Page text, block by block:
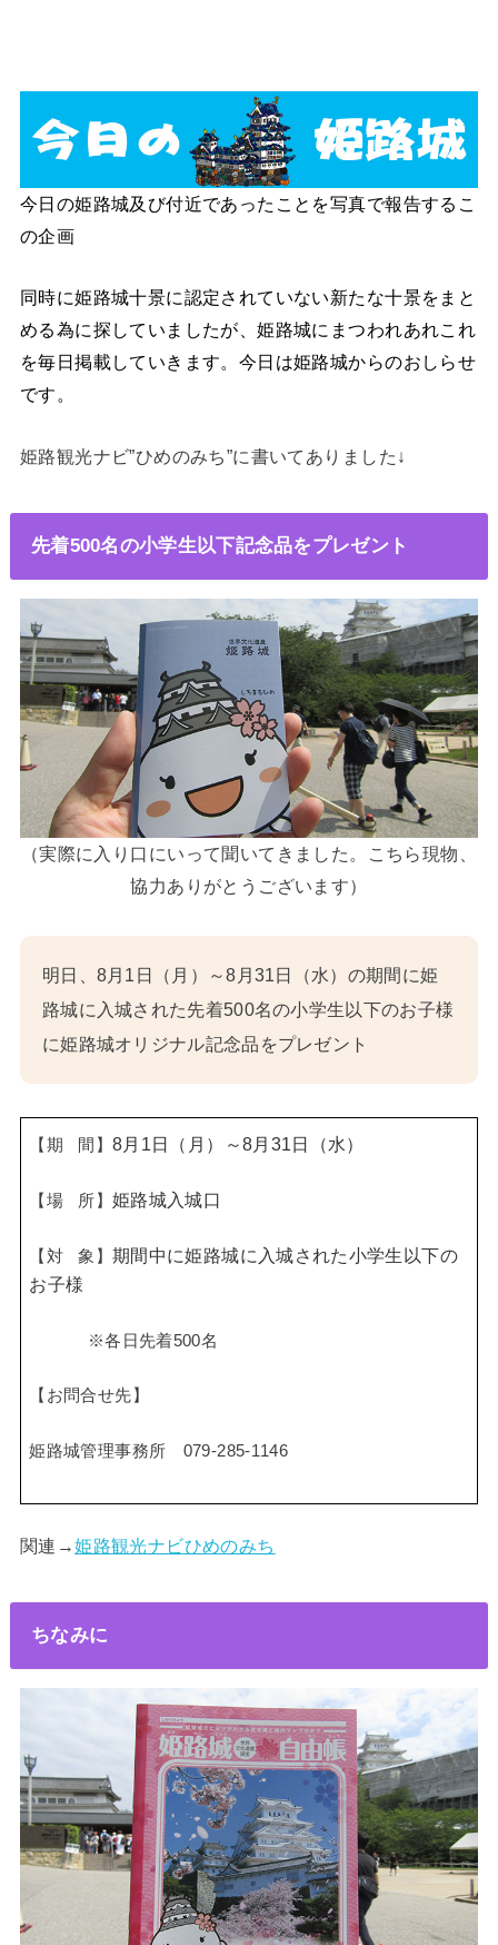
今日の姫路城及び付近であったことを写真で報告するこ
の企画
同時に姫路城十景に認定されていない新たな十景をまと
める為に探していましたが、姫路城にまつわれあれこれ
を毎日掲載していきます。今日は姫路城からのおしらせ
です。
姫路観光ナビ”ひめのみち”に書いてありました↓
先着500名の小学生以下記念品をプレゼント
（実際に入り口にいって聞いてきました。こちら現物、
協力ありがとうございます）
明日、8月1日（月）～8月31日（水）の期間に姫
路城に入城された先着500名の小学生以下のお子様
に姫路城オリジナル記念品をプレゼント
【期 間】 8月1日（月）～8月31日（水）
【場 所】 姫路城入城口
【対 象】 期間中に姫路城に入城された小学生以下の
お子様
※各日先着500名
【お問合せ先】
姫路城管理事務所 079-285-1146
関連→姫路観光ナビひめのみち
ちなみに